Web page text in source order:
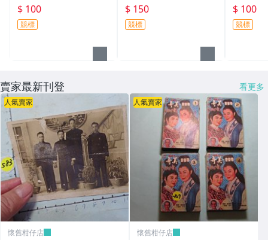
$ 100
競標
$ 150
競標
$ 100
競標
賣家最新刊登 看更多
人氣賣家
懷舊柑仔店
人氣賣家
懷舊柑仔店